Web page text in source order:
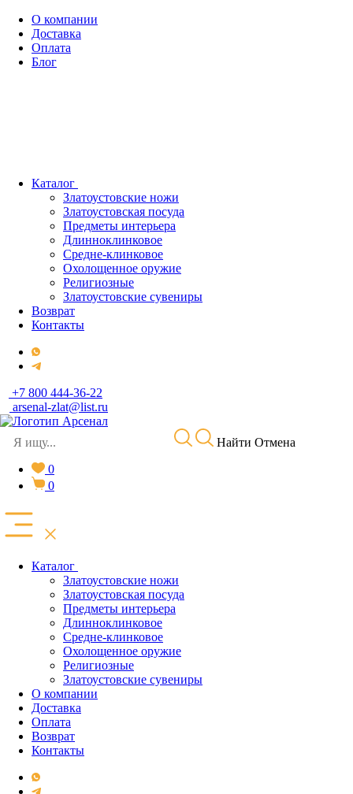
О компании
Доставка
Оплата
Блог
Каталог
Златоустовские ножи
Златоустовская посуда
Предметы интерьера
Длинноклинковое
Средне-клинковое
Охолощенное оружие
Религиозные
Златоустовские сувениры
Возврат
Контакты
+7 800 444-36-22
arsenal-zlat@list.ru
Найти Отмена
0
0
Каталог
Златоустовские ножи
Златоустовская посуда
Предметы интерьера
Длинноклинковое
Средне-клинковое
Охолощенное оружие
Религиозные
Златоустовские сувениры
О компании
Доставка
Оплата
Возврат
Контакты